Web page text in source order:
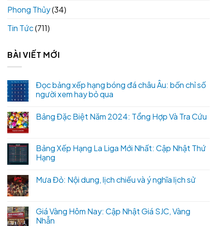
Phong Thủy(34)
Tin Tức(711)
BÀI VIẾT MỚI
Đọc bảng xếp hạng bóng đá châu Âu: bốn chỉ số
người xem hay bỏ qua
Bảng Đặc Biệt Năm 2024: Tổng Hợp Và Tra Cứu
Bảng Xếp Hạng La Liga Mới Nhất: Cập Nhật Thứ
Hạng
Mưa Đỏ: Nội dung, lịch chiếu và ý nghĩa lịch sử
Giá Vàng Hôm Nay: Cập Nhật Giá SJC, Vàng
Nhẫn